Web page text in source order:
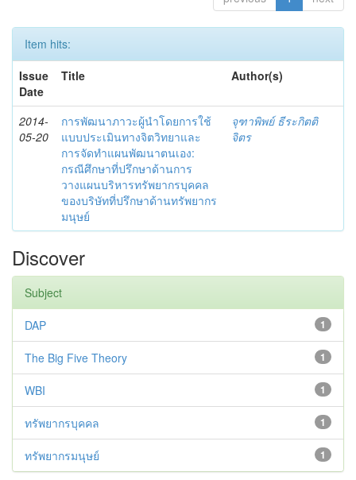
Item hits:
Issue
Date
Title Author(s)
2014-
05-20
การพัฒนาภาวะผู้นำโดยการใช้
แบบประเมินทางจิตวิทยาและ
การจัดทำแผนพัฒนาตนเอง:
กรณีศึกษาที่ปรึกษาด้านการ
วางแผนบริหารทรัพยากรบุคคล
ของบริษัทที่ปรึกษาด้านทรัพยากร
มนุษย์
จุฑาพิพย์ ธีระกิตติ
จิตร
Discover
Subject
1
DAP
1
The Big Five Theory
1
WBI
1
ทรัพยากรบุคคล
1
ทรัพยากรมนุษย์